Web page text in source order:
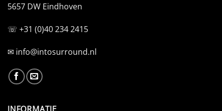
5657 DW Eindhoven
☏ +31 (0)40 234 2415
✉ info@intosurround.nl